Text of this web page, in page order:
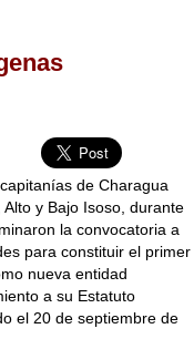
de Charagua
y Bajo Isoso, durante
la convocatoria a
para constituir el primer
nueva entidad
a su Estatuto
el 20 de septiembre de